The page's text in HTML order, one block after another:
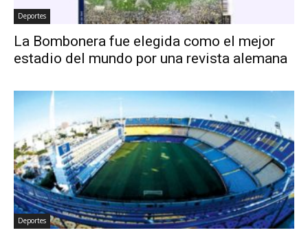
Deportes
La Bombonera fue elegida como el mejor
estadio del mundo por una revista alemana
Deportes